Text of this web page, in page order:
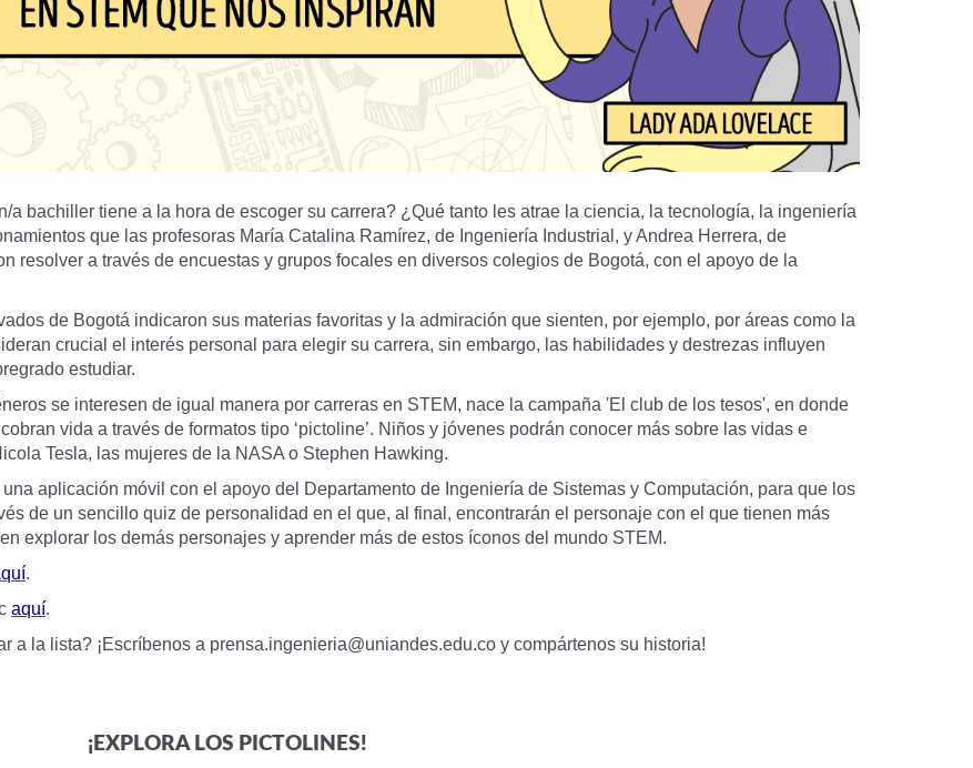
bachiller tiene a la hora de escoger su carrera? ¿Qué tanto les atrae la ciencia, la tecnología, la ingeniería
que las profesoras María Catalina Ramírez, de Ingeniería Industrial, y Andrea Herrera, de
resolver a través de encuestas y grupos focales en diversos colegios de Bogotá, con el apoyo de la
de Bogotá indicaron sus materias favoritas y la admiración que sienten, por ejemplo, por áreas como la
crucial el interés personal para elegir su carrera, sin embargo, las habilidades y destrezas influyen
estudiar.
se interesen de igual manera por carreras en STEM, nace la campaña 'El club de los tesos', en donde
vida a través de formatos tipo ‘pictoline’. Niños y jóvenes podrán conocer más sobre las vidas e
Tesla, las mujeres de la NASA o Stephen Hawking.
aplicación móvil con el apoyo del Departamento de Ingeniería de Sistemas y Computación, para que los
de un sencillo quiz de personalidad en el que, al final, encontrarán el personaje con el que tienen más
explorar los demás personajes y aprender más de estos íconos del mundo STEM.
.
aquí.
a la lista? ¡Escríbenos a prensa.ingenieria@uniandes.edu.co y compártenos su historia!
¡EXPLORA LOS PICTOLINES!